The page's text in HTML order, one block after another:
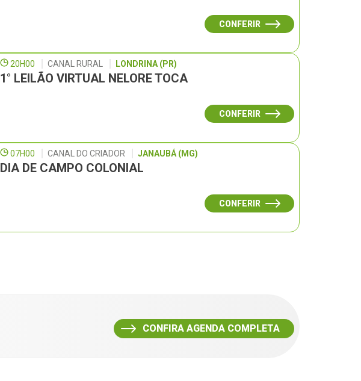
CONFERIR
20H00 CANAL RURAL LONDRINA (PR)
1° LEILÃO VIRTUAL NELORE TOCA
CONFERIR
07H00 CANAL DO CRIADOR JANAUBÁ (MG)
DIA DE CAMPO COLONIAL
CONFERIR
CONFIRA AGENDA COMPLETA